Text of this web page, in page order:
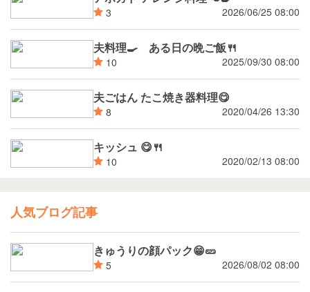
3 2026/06/25 08:00
夫料理🍳 ある日の晩ご飯🍴
10 2025/09/30 08:00
夫ごはん たこ焼き器料理😋
8 2020/04/26 13:30
キッシュ 😋🍴
10 2020/02/13 08:00
人気ブログ記事
きゅうりの顔パック😁🥒
5 2026/08/02 08:00